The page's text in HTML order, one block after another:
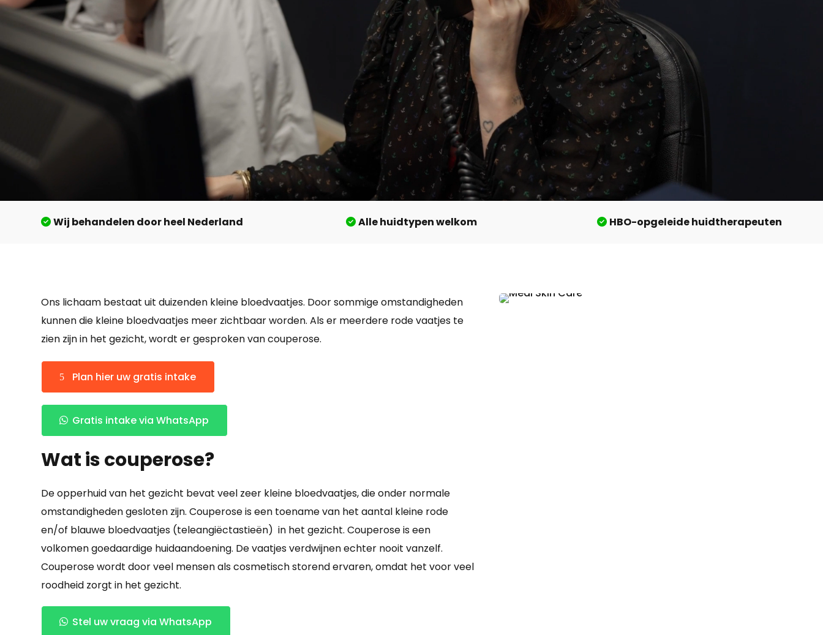
Wij behandelen door heel Nederland Alle huidtypen welkom HBO-opgeleide huidtherapeuten
Ons lichaam bestaat uit duizenden kleine bloedvaatjes. Door sommige omstandigheden
kunnen die kleine bloedvaatjes meer zichtbaar worden. Als er meerdere rode vaatjes te
zien zijn in het gezicht, wordt er gesproken van couperose.
Plan hier uw gratis intake
Gratis intake via WhatsApp
Wat is couperose?
De opperhuid van het gezicht bevat veel zeer kleine bloedvaatjes, die onder normale
omstandigheden gesloten zijn. Couperose is een toename van het aantal kleine rode
en/of blauwe bloedvaatjes (teleangiëctastieën) in het gezicht. Couperose is een
volkomen goedaardige huidaandoening. De vaatjes verdwijnen echter nooit vanzelf.
Couperose wordt door veel mensen als cosmetisch storend ervaren, omdat het voor veel
roodheid zorgt in het gezicht.
Stel uw vraag via WhatsApp